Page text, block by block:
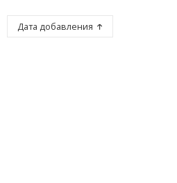
Дата добавления